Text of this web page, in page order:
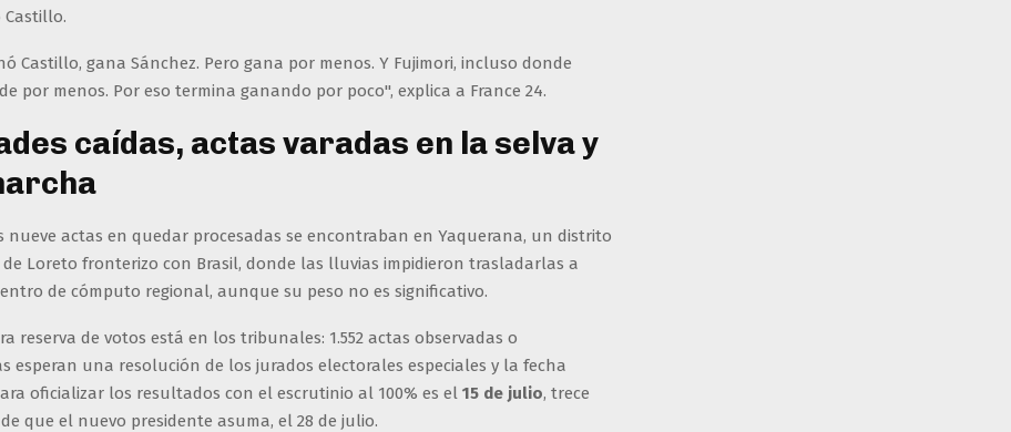
Castillo, gana Sánchez. Pero gana por menos. Y Fujimori, incluso donde
por menos. Por eso termina ganando por poco", explica a France 24.
caídas, actas varadas en la selva y
nueve actas en quedar procesadas se encontraban en Yaquerana, un distrito
Loreto fronterizo con Brasil, donde las lluvias impidieron trasladarlas a
de cómputo regional, aunque su peso no es significativo.
reserva de votos está en los tribunales: 1.552 actas observadas o
esperan una resolución de los jurados electorales especiales y la fecha
oficializar los resultados con el escrutinio al 100% es el 15 de julio, trece
que el nuevo presidente asuma, el 28 de julio.